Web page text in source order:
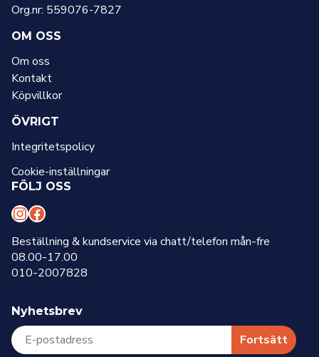
Org.nr: 559076-7827
OM OSS
Om oss
Kontakt
Köpvillkor
ÖVRIGT
Integritetspolicy
Cookie-inställningar
FÖLJ OSS
I
n
s
t
a
g
r
F
a
c
e
b
o
o
Beställning & kundservice via chatt/telefon mån-fre
08.00-17.00
010-2007828
Nyhetsbrev
Fortsätt